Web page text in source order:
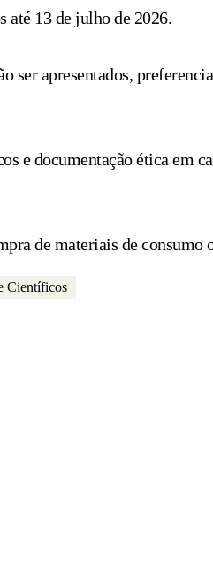
até 13 de julho de 2026.
ser apresentados,
e documentação ética em
de materiais de consumo
Científicos